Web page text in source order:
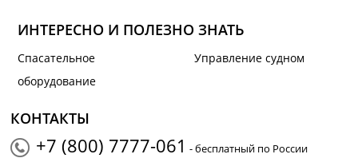
ИНТЕРЕСНО И ПОЛЕЗНО ЗНАТЬ
Спасательное
оборудование
Управление судном
КОНТАКТЫ
+7 (800) 7777-061 - бесплатный по России